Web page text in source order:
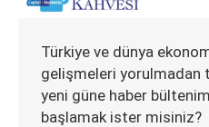
Türkiye ve dünya
gelişmeleri yorulmadan
yeni güne haber
başlamak ister misiniz?